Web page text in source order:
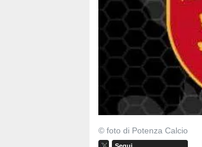
© foto di Potenza Calcio